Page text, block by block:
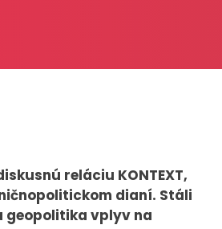
reláciu KONTEXT,
dianí. Stáli
geopolitika vplyv na